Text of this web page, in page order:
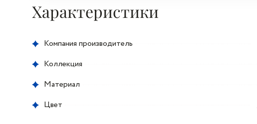
Характеристики
Компания производитель
Коллекция
Материал
Цвет